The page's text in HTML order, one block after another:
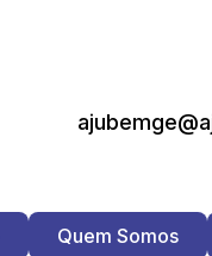
Quem Somos